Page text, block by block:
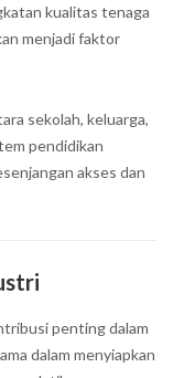
kualitas tenaga
menjadi faktor
sekolah, keluarga,
pendidikan
akses dan
penting dalam
dalam menyiapkan